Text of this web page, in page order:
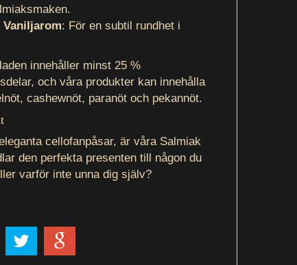
: För en subtil rundhet i
innehåller minst 25 %
och våra produkter kan innehålla
cashewnöt, paranöt och pekannöt.
cellofanpåsar, är våra Salmiak
den perfekta presenten till någon du
varför inte unna dig själv?